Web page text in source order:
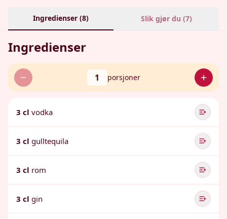
Ingredienser (8) Slik gjør du (7)
Ingredienser
1 porsjoner
3 cl vodka
3 cl gulltequila
3 cl rom
3 cl gin